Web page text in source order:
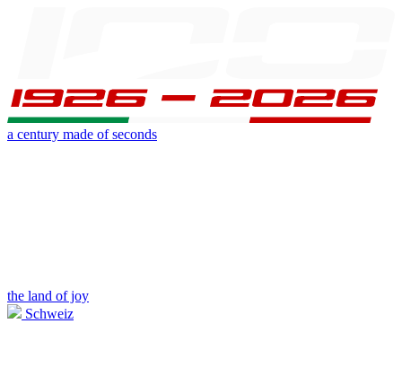
a century made of seconds
the land of joy
Schweiz